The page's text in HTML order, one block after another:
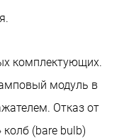
комплектующих.
модуль в
Отказ от
колб (bare bulb)